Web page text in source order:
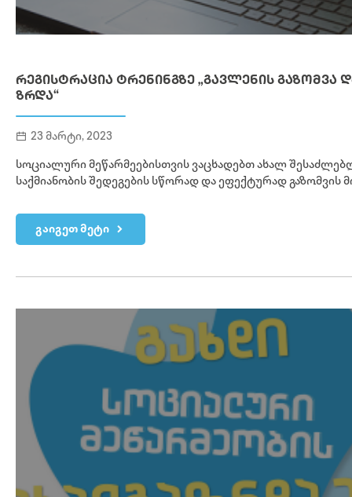
ᲠᲔᲒᲘᲡᲢᲠᲐᲪᲘᲐ ᲢᲠᲔᲜᲘᲜᲒᲖᲔ „ᲒᲐᲕᲚᲔᲜᲘᲡ ᲒᲐᲖᲝᲛᲕᲐ
ᲖᲠᲓᲐ“
23 მარტი, 2023
სოციალური მეწარმეებისთვის ვაცხადებთ ახალ
საქმიანობის შედეგების სწორად და ეფექტურად გაზომვის
გაიგეთ მეტი